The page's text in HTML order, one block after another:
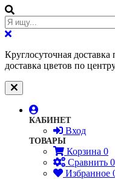
Круглосуточная доставка
доставка цветов по
КАБИНЕТ
Вход
ТОВАРЫ
Корзина 0
Сравнить 0
Избранное